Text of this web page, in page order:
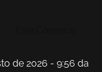
de 2026 - 9:56 da